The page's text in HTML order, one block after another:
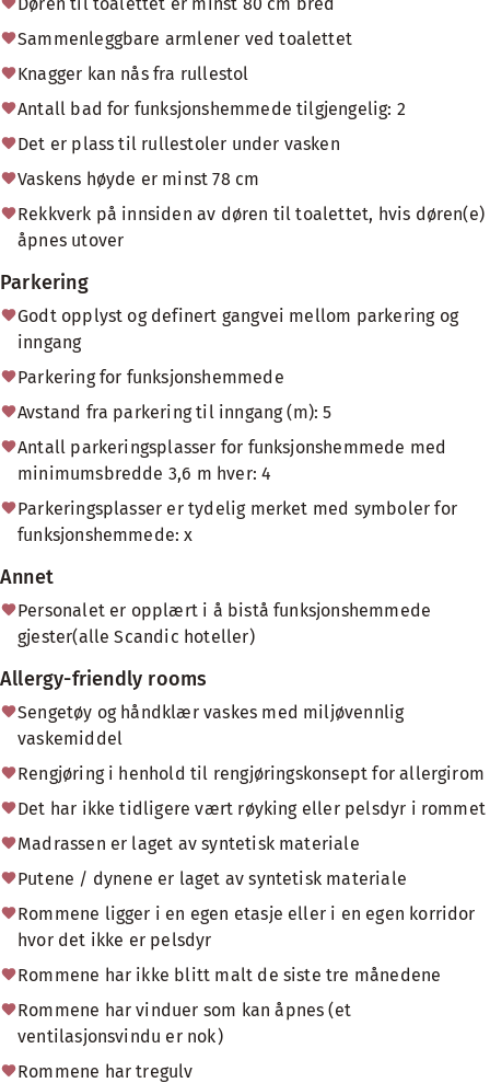
Sammenleggbare armlener ved toalettet
Knagger kan nås fra rullestol
Antall bad for funksjonshemmede tilgjengelig: 2
Det er plass til rullestoler under vasken
Vaskens høyde er minst 78 cm
Rekkverk på innsiden av døren til toalettet, hvis døren(e)
åpnes utover
Parkering
Godt opplyst og definert gangvei mellom parkering og
inngang
Parkering for funksjonshemmede
Avstand fra parkering til inngang (m): 5
Antall parkeringsplasser for funksjonshemmede med
minimumsbredde 3,6 m hver: 4
Parkeringsplasser er tydelig merket med symboler for
funksjonshemmede: x
Annet
Personalet er opplært i å bistå funksjonshemmede
gjester(alle Scandic hoteller)
Allergy-friendly rooms
Sengetøy og håndklær vaskes med miljøvennlig
vaskemiddel
Rengjøring i henhold til rengjøringskonsept for allergirom
Det har ikke tidligere vært røyking eller pelsdyr i rommet
Madrassen er laget av syntetisk materiale
Putene / dynene er laget av syntetisk materiale
Rommene ligger i en egen etasje eller i en egen korridor
hvor det ikke er pelsdyr
Rommene har ikke blitt malt de siste tre månedene
Rommene har vinduer som kan åpnes (et
ventilasjonsvindu er nok)
Rommene har tregulv